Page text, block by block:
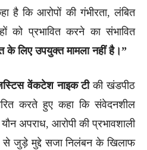
है कि आरोपों की गंभीरता, लंबित
को प्रभावित करने का संभावित
के लिए उपयुक्त मामला नहीं है।”
वेंकटेश नाइक टीकी खंडपीठ
करते हुए कहा कि संवेदनशील
यौन अपराध, आरोपी की प्रभावशाली
से जुड़े मुद्दे सजा निलंबन के खिलाफ